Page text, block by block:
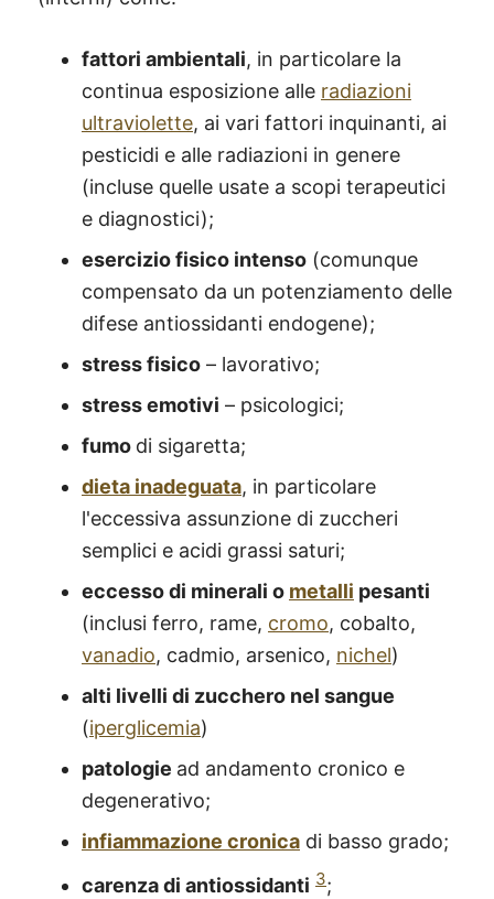
fattori ambientali, in particolare la
continua esposizione alle radiazioni
ultraviolette, ai vari fattori inquinanti, ai
pesticidi e alle radiazioni in genere
(incluse quelle usate a scopi terapeutici
e diagnostici);
esercizio fisico intenso (comunque
compensato da un potenziamento delle
difese antiossidanti endogene);
stress fisico – lavorativo;
stress emotivi – psicologici;
fumo di sigaretta;
dieta inadeguata, in particolare
l'eccessiva assunzione di zuccheri
semplici e acidi grassi saturi;
eccesso di minerali o metalli pesanti
(inclusi ferro, rame, cromo, cobalto,
vanadio, cadmio, arsenico, nichel)
alti livelli di zucchero nel sangue
(iperglicemia)
patologie ad andamento cronico e
degenerativo;
infiammazione cronica di basso grado;
carenza di antiossidanti 3;